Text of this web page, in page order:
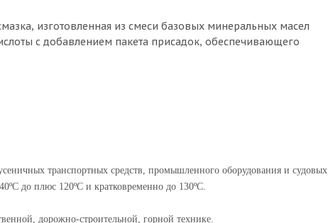
изготовленная из смеси базовых минеральных масел
с добавлением пакета присадок, обеспечивающего
транспортных средств, промышленного оборудования и судовых
до плюс 120ºС и кратковременно до 130ºС.
дорожно-строительной, горной технике.